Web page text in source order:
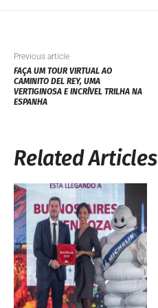
Previous article
FAÇA UM TOUR VIRTUAL AO
CAMINITO DEL REY, UMA
VERTIGINOSA E INCRÍVEL TRILHA NA
ESPANHA
Related Articles